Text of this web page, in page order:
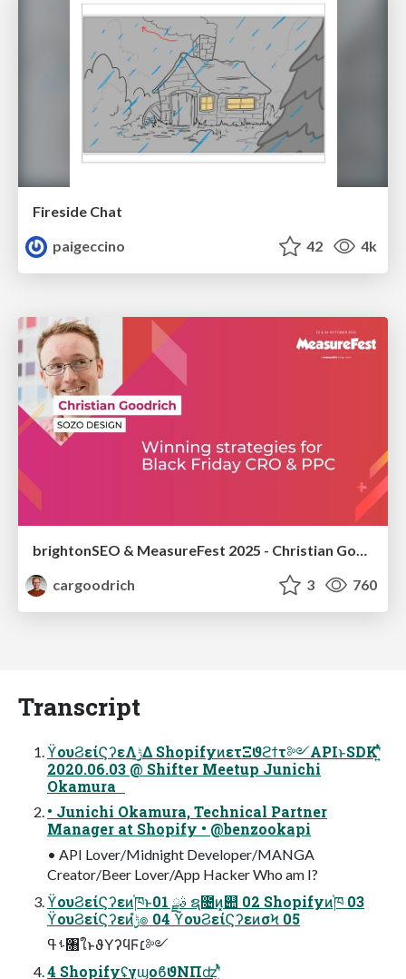
Fireside Chat
paigeccino
42 4k
cargoodrich
3 760
Transcript
ϔουϨείϚʔεΛ࣮ݱ͢Δ ShopifyͷετΞϑϩϯτ༻APIͱSDKʹ͍ͭͯ
2020.06.03 @ Shifter Meetup Junichi
Okamura
• Junichi Okamura, Technical Partner
Manager at Shopify • @benzookapi
• API Lover/Midnight Developer/MANGA
Creator/Beer Lover/App Hacker Who am I?
ϔουϨείϚʔεͷ֓ཁͱࣄྫ 01 ຊ೔ͷ͓୊ 02 Shopifyͷ֓ཁ 03
ϔουϨείϚʔεͷ࣮ݱํ๏ 04 ϔουϨείϚʔεͷσϞ 05
ࢀߟ৘ใͱϑΥʔϥϜ׆༻
4 ShopifyʢγϣοϐϑΝΠʣʹ͍ͭͯ